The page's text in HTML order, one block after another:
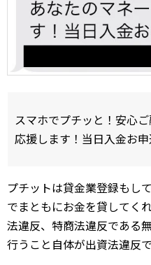
スマホでプチッと！安心
応援します！当日入金お
プチットは貸金業登録もし
でまともにお金を貸してく
法違反、特商法違反である
行うこと自体が出資法違反